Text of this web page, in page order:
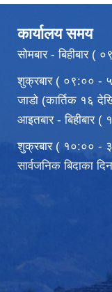
कार्यालय समय
सोमबार - बिहीबार
शुक्रबार ( ०९:०० -
जाडो (कार्तिक १६
आइतबार - बिहीबार
शुक्रबार ( १०:०० -
सार्वजनिक बिदाका